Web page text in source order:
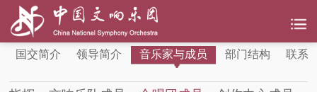
国交简介 领导简介 音乐家与成员 部门结构 联系